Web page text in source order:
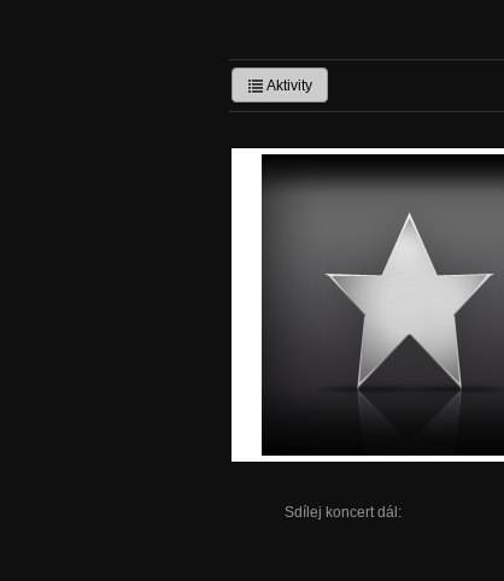
Aktivity
Sdílej koncert dál: